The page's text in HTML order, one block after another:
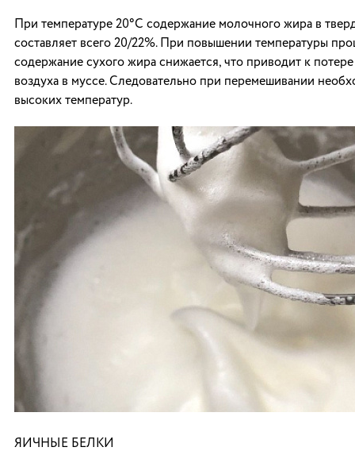
При температуре 20°C содержание молочного жира в
составляет всего 20/22%. При повышении температуры
содержание сухого жира снижается, что приводит к
воздуха в муссе. Следовательно при перемешивании
высоких температур.
ЯИЧНЫЕ БЕЛКИ